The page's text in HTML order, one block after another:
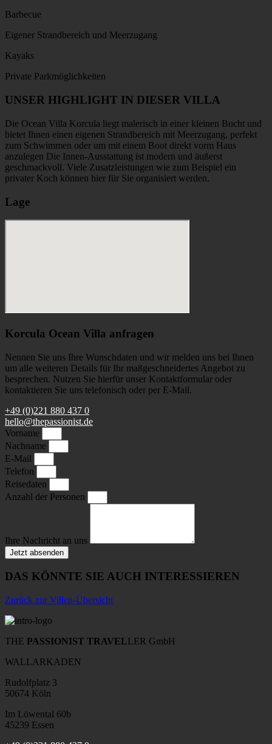
Barbecue
Eigener Strandbereich und Meerzugang
Kayaks
Private Parkmöglichkeiten
UNSER HIGHLIGHT IN DIESER VILLA
Die Ocean Villa Korcula liegt malerisch in einer kleinen Bucht und
bietet Ihnen einen eigenen Strandbereich mit Meerzugang, perfekt
zum Schwimmen oder um mit einem Boot direkt vorm Haus
anzulegen Die Innen-Ausstattung ist modern und äußerst
geschmackvoll. Viele Zusatzleistungen wie zum Beispiel ein
privater Koch können hier für Sie organisiert werden.
Lage
Korcula Ocean Villa anfragen
Nennen Sie uns Ihre Wunschdaten und wir melden uns bei Ihnen
um alle weiteren Details für Ihr maßgeschneidertes Angebot zu
besprechen. Nutzen Sie hierfür unser Kontaktformular oder
kontaktieren Sie uns telefonisch oder per E-Mail.
+49 (0)221 880 437 0
hello@thepassionist.de
Vorname
Nachname
E-Mail
Telefon
Reisedaten
Anzahl der Personen
Ihre Nachricht an uns
Jetzt absenden
DAS KÖNNTE SIE AUCH INTERESSIEREN
Zurück zur Villen-Übersicht
THE PASSIONIST TRAVELLER GmbH
WALLARKADEN
Rudolfplatz 3
50674 Köln
Im Löwental 60b
45239 Essen